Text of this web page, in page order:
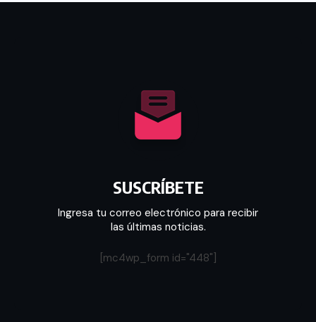
SUSCRÍBETE
Ingresa tu correo electrónico para recibir
las últimas noticias.
[mc4wp_form id="448"]